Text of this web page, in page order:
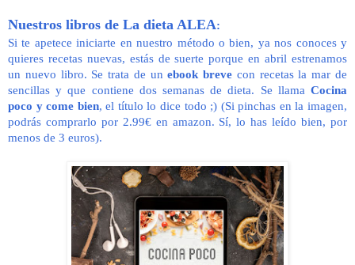
Nuestros libros de La dieta ALEA:
Si te apetece iniciarte en nuestro método o bien, ya nos conoces y
quieres recetas nuevas, estás de suerte porque en abril estrenamos
un nuevo libro. Se trata de unebook breve con recetas la mar de
sencillas y que contiene dos semanas de dieta. Se llama Cocina
poco y come bien, el título lo dice todo ;) (Si pinchas en la imagen,
podrás comprarlo por 2.99€ en amazon. Sí, lo has leído bien, por
menos de 3 euros).